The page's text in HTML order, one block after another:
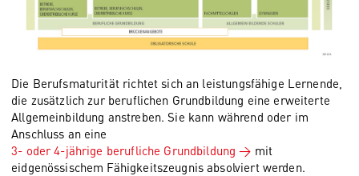
Die Berufsmaturität richtet sich an leistungsfähige Lernende,
die zusätzlich zur beruflichen Grundbildung eine erweiterte
Allgemeinbildung anstreben. Sie kann während oder im
Anschluss an eine
3- oder 4-jährige berufliche Grundbildung
mit
eidgenössischem Fähigkeitszeugnis absolviert werden.